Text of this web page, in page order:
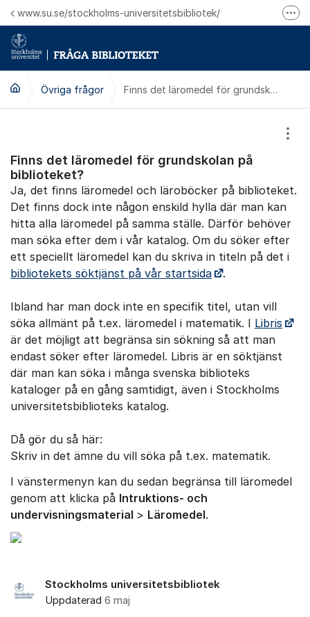
Hoppa till innehåll
www.su.se/stockholms-universitetsbibliotek/
Övriga frågor Finns det läromedel för grundskolan på biblioteket?
Finns det läromedel för grundskolan på
biblioteket?
Ja, det finns läromedel och läroböcker på biblioteket.
Det finns dock inte någon enskild hylla där man kan
hitta alla läromedel på samma ställe. Därför behöver
man söka efter dem i vår katalog. Om du söker efter
ett speciellt läromedel kan du skriva in titeln på det i
bibliotekets söktjänst på vår startsida
.
Ibland har man dock inte en specifik titel, utan vill
söka allmänt på t.ex. läromedel i matematik. I Libris
är det möjligt att begränsa sin sökning så att man
endast söker efter läromedel. Libris är en söktjänst
där man kan söka i många svenska biblioteks
kataloger på en gång samtidigt, även i Stockholms
universitetsbiblioteks katalog.
Då gör du så här:
Skriv in det ämne du vill söka på t.ex. matematik.
I vänstermenyn kan du sedan begränsa till läromedel
genom att klicka på Intruktions- och
undervisningsmaterial > Läromedel.
Stockholms universitetsbibliotek
Uppdaterad 6 maj